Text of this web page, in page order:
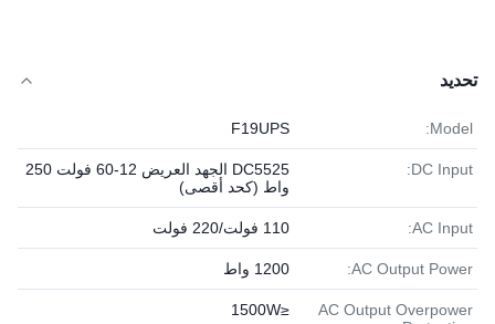
تحديد
Model:
F19UPS
DC Input:
DC5525 الجهد العريض 12-60 فولت 250
واط (كحد أقصى)
AC Input: 110 فولت/220 فولت
AC Output Power: 1200 واط
AC Output Overpower
≤1500W